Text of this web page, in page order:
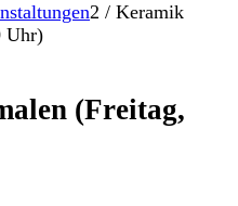
2 / Keramik
Uhr)
(Freitag,